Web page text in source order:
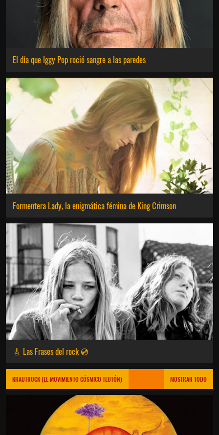
El día que Iggy Pop roció sangre a las paredes
Formentera Lady, la enigmática fémina de King Crimson
🎸 Las Frases del rock 💿
KRAUTROCK (EL MOVIMIENTO CÓSMICO TEUTÓN) MOSTRAR TODO